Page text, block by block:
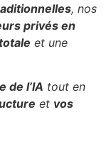
, nos
privés en
et une
de l’IA tout en
et vos